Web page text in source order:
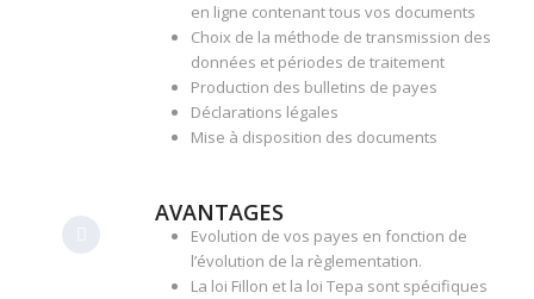
en ligne contenant tous vos documents
Choix de la méthode de transmission des
données et périodes de traitement
Production des bulletins de payes
Déclarations légales
Mise à disposition des documents
AVANTAGES
Evolution de vos payes en fonction de
l’évolution de la règlementation.
La loi Fillon et la loi Tepa sont spécifiques